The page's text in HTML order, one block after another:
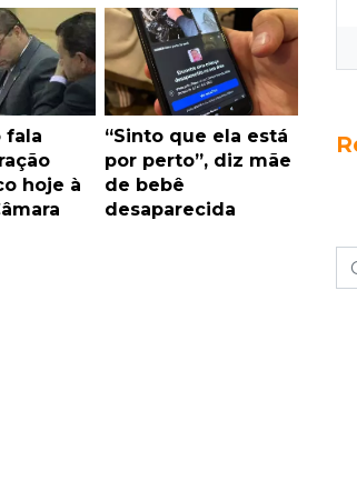
fala
hoje à
“Sinto que ela está
por perto”, diz mãe
de bebê
desaparecida